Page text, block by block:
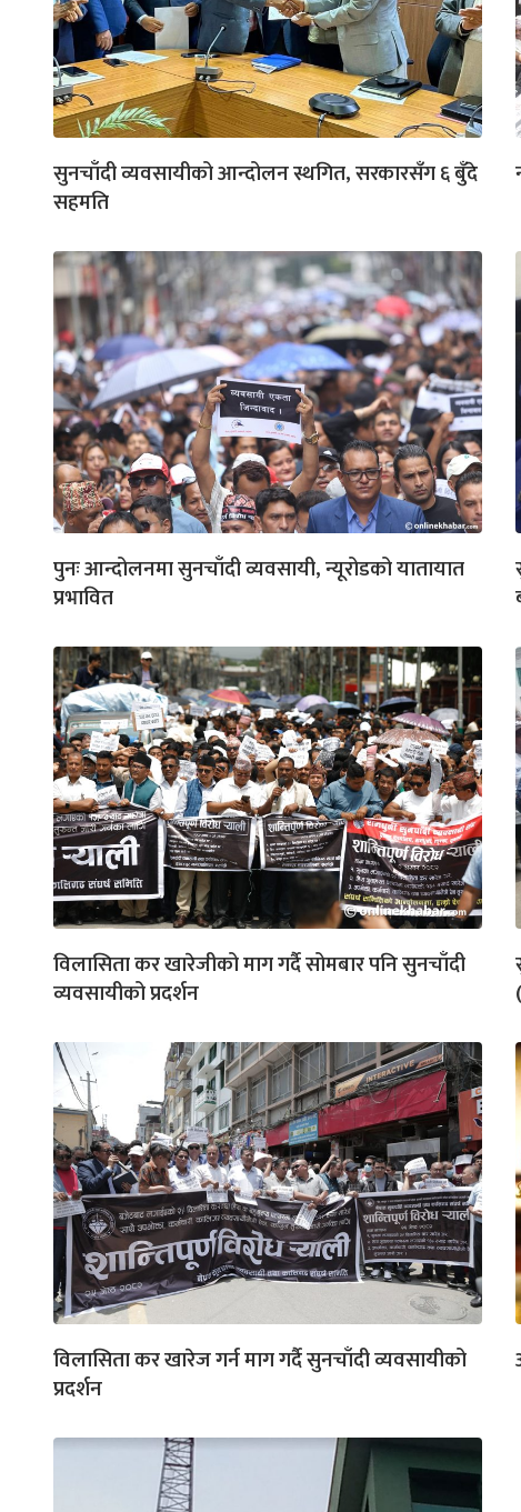
सुनचाँदी व्यवसायीको आन्दोलन स्थगित, सरकारसँग ६ बुँदे
सहमति
पुनः आन्दोलनमा सुनचाँदी व्यवसायी, न्यूरोडको यातायात
प्रभावित
विलासिता कर खारेजीको माग गर्दै सोमबार पनि सुनचाँदी
व्यवसायीको प्रदर्शन
विलासिता कर खारेज गर्न माग गर्दै सुनचाँदी व्यवसायीको
प्रदर्शन